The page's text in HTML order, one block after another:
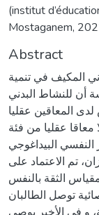
(institut
Mostaganem,
Abstract
المكيف في تنمية
أن للنشاط البدني
المعاقين عقليا
تمثلت عينة بحثنا في 20 طفلا معاقا عقليا من فئة
بالمركز النفسي البيداغوجي
تم الاعتماد على
الثقة بالنفس
توصل الطالبان